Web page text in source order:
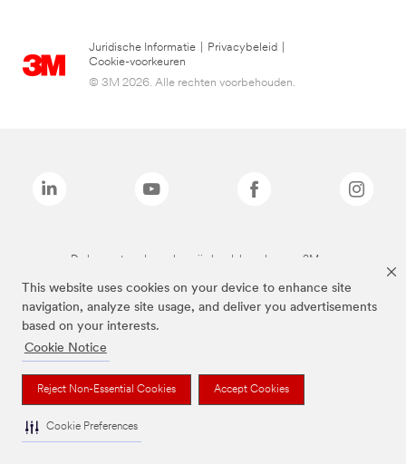
This website uses cookies on your device to enhance site
navigation, analyze site usage, and deliver you advertisements
based on your interests.
Cookie Notice
Reject Non-Essential Cookies Accept Cookies
Cookie Preferences
Juridische Informatie Privacybeleid
Cookie-voorkeuren
© 3M 2026. Alle rechten voorbehouden.
De bovenstaande merken zijn handelsmerken van 3M.we